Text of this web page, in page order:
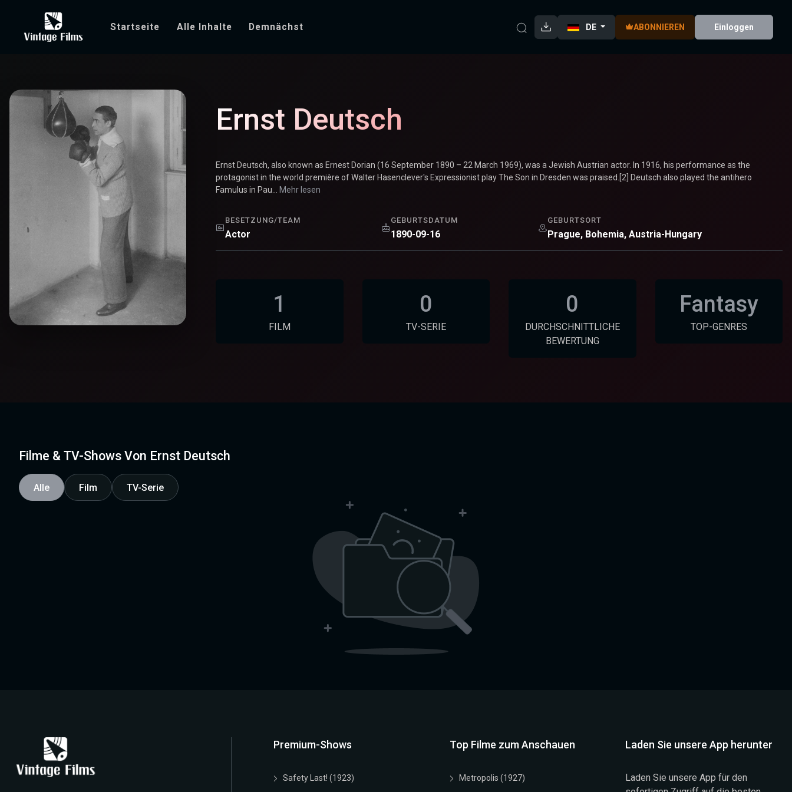
Startseite Alle Inhalte Demnächst DE ABONNIEREN Einloggen
Ernst Deutsch
Ernst Deutsch
Ernst Deutsch, also known as Ernest Dorian (16 September 1890 – 22 March 1969), was a Jewish Austrian actor. In 1916, his performance as the
protagonist in the world première of Walter Hasenclever's Expressionist play The Son in Dresden was praised.[2] Deutsch also played the antihero
Famulus in Pau...
Mehr lesen
BESETZUNG/TEAM
Actor
GEBURTSDATUM
1890-09-16
GEBURTSORT
Prague, Bohemia, Austria-Hungary
1
FILM
0
TV-SERIE
0
DURCHSCHNITTLICHE
BEWERTUNG
Fantasy
TOP-GENRES
Filme & TV-Shows Von Ernst Deutsch
Alle Film TV-Serie
Premium-Shows
Safety Last! (1923)
Top Filme zum Anschauen
Metropolis (1927)
Laden Sie unsere App herunter
Laden Sie unsere App für den